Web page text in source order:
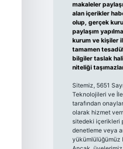
makaleler
alan içerikler
olup, gerçek
paylaşım
kurum ve kişiler
tamamen
bilgiler taslak
niteliği
Sitemiz, 5651
Teknolojileri ve
tarafından
olarak hizmet
sitedeki içerikleri
denetleme veya
yükümlülüğümüz